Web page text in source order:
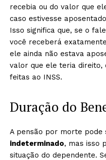
recebia ou do valor que
caso estivesse
Isso significa que, se o
você receberá
ele ainda não estava
valor que ele teria direito,
feitas ao INSS.
Duração do
A pensão por morte pode
indeterminado, mas isso
situação do dependente.